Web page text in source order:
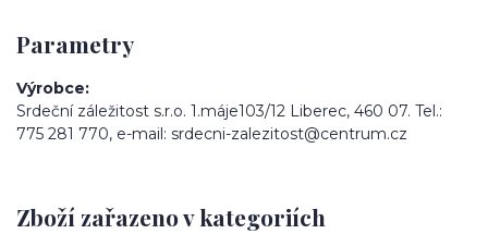
Parametry
Výrobce
Srdeční záležitost s.r.o. 1.máje103/12 Liberec, 460 07. Tel.:
775 281 770, e-mail: srdecni-zalezitost@centrum.cz
Zboží zařazeno v kategoriích